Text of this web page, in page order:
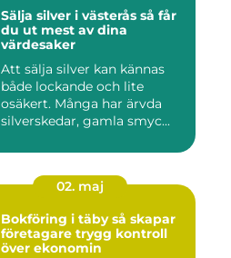
Sälja silver i västerås så får
du ut mest av dina
värdesaker
Att sälja silver kan kännas
både lockande och lite
osäkert. Många har ärvda
silverskedar, gamla smyc...
02. maj
Bokföring i täby så skapar
företagare trygg kontroll
över ekonomin